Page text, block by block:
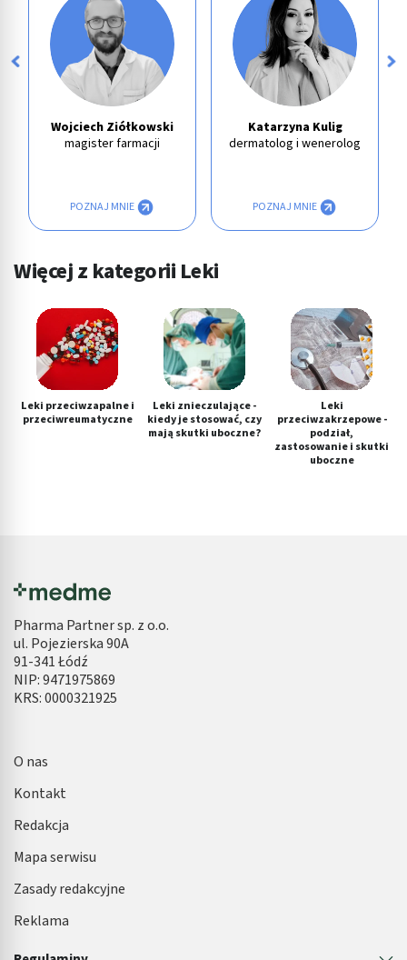
Wojciech Ziółkowski
magister farmacji
POZNAJ MNIE
Katarzyna Kulig
dermatolog i wenerolog
POZNAJ MNIE
Więcej z kategorii Leki
Leki przeciwzapalne i
przeciwreumatyczne
Leki znieczulające -
kiedy je stosować, czy
mają skutki uboczne?
Leki
przeciwzakrzepowe -
podział,
zastosowanie i skutki
uboczne
Pharma Partner sp. z o.o.
ul. Pojezierska 90A
91-341 Łódź
NIP: 9471975869
KRS: 0000321925
O nas
Kontakt
Redakcja
Mapa serwisu
Zasady redakcyjne
Reklama